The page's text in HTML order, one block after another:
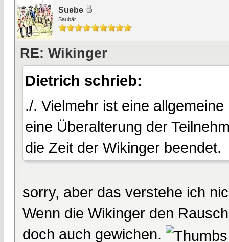
Suebe
Saubär
RE: Wikinger
Dietrich schrieb:
./. Vielmehr ist eine
eine Überalterung der
die Zeit der Wikinger beendet.
sorry, aber das verstehe ich
Wenn die Wikinger den
doch auch gewichen.